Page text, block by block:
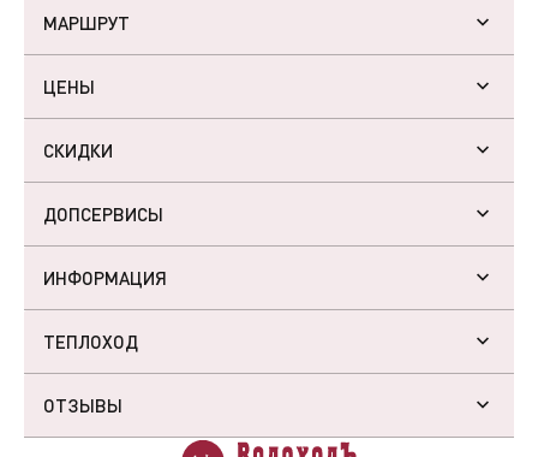
МАРШРУТ
ЦЕНЫ
СКИДКИ
ДОПСЕРВИСЫ
ИНФОРМАЦИЯ
ТЕПЛОХОД
ОТЗЫВЫ